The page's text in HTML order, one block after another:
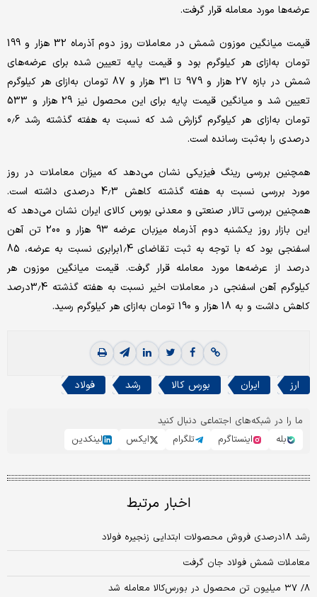
عرضه‌ها مورد معامله قرار گرفت.
قیمت میانگین موزون شمش در معاملات روز دوم آذرماه 32 هزار و 199
تومان به‌ازای هر کیلوگرم بود و قیمت پایه تعیین شده برای عرضه‌های
شمش در بازه 27 هزار و 979 تا 31 هزار و 87 تومان به‌ازای هر کیلوگرم
تعیین شد و میانگین قیمت پایه برای این محصول نیز 29 هزار و 533
تومان به‌ازای هر کیلوگرم گزارش شد که نسبت به هفته گذشته رشد 0.6
درصدی را به‌ثبت رسانده است.
همچنین بررسی رینگ فیزیکی نشان می‌دهد که میزان معاملات در روز
مورد بررسی نسبت به هفته گذشته کاهش 4.3 درصدی داشته‌ است.
همچنین بررسی تالار صنعتی و معدنی بورس کالای ایران نشان می‌دهد که
این بازار روز یکشنبه دوم آذرماه میزبان عرضه 93 هزار و 200 تن آهن
اسفنجی بود که با توجه به ثبت تقاضای 1.4برابری نسبت به عرضه، 85
درصد از عرضه‌ها مورد معامله قرار گرفت. قیمت میانگین موزون هر
کیلوگرم آهن اسفنجی در معاملات اخیر نسبت به هفته گذشته 3.4درصد
کاهش داشت و به 18 هزار و 190 تومان به‌ازای هر کیلوگرم رسید.
ارز ایران بورس کالا رشد فولاد
ما را در شبکه‌های اجتماعی دنبال کنید
بله
اینستاگرم تلگرام ایکس لینکدین
اخبار مرتبط
رشد ۱۸‌درصدی فروش محصولات ابتدایی زنجیره فولاد
معاملات شمش فولاد جان گرفت
۸/ ۳۷ میلیون تن محصول در بورس‌کالا معامله شد